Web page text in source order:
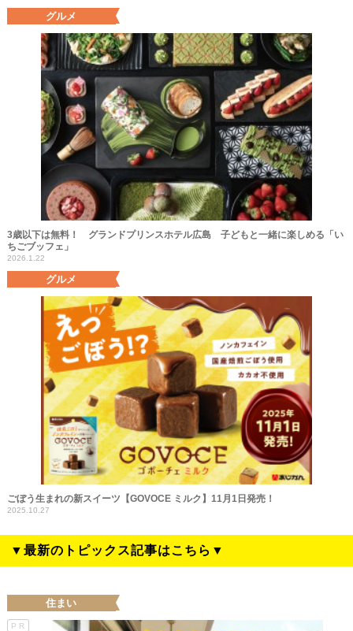
グルメ
3歳以下は無料！ グランドプリンスホテル広島 子どもと一緒に楽しめる「い
ちごブッフェ」
2026.1.22
グルメ
ごぼう生まれの新スイーツ【GOVOCE ミルク】11月1日発売！
2025.10.27
▼最新のトピックス記事はこちら▼
住まい
PR